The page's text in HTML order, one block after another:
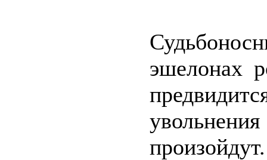
эшелонах